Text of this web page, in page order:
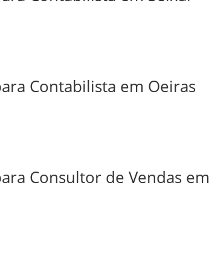
Contabilista em Oeiras
Consultor de Vendas em